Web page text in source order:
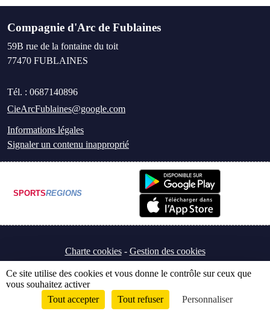
Compagnie d'Arc de Fublaines
59B rue de la fontaine du toit
77470 FUBLAINES
Tél. : 0687140896
CieArcFublaines@google.com
Informations légales
Signaler un contenu inapproprié
SPORTSREGIONS
Charte cookies Gestion des cookies
Envie de participer ? Connexion
Ce site utilise des cookies et vous donne le contrôle sur ceux que
vous souhaitez activer
Tout accepter
Tout refuser Personnaliser